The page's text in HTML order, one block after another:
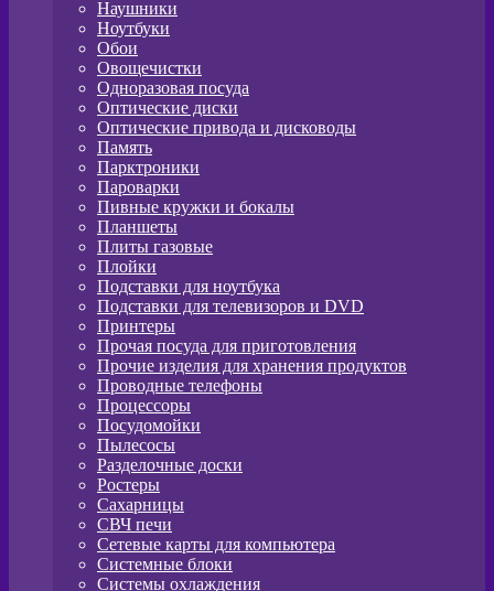
Наушники
Ноутбуки
Обои
Овощечистки
Одноразовая посуда
Оптические диски
Оптические привода и дисководы
Память
Парктроники
Пароварки
Пивные кружки и бокалы
Планшеты
Плиты газовые
Плойки
Подставки для ноутбука
Подставки для телевизоров и DVD
Принтеры
Прочая посуда для приготовления
Прочие изделия для хранения продуктов
Проводные телефоны
Процессоры
Посудомойки
Пылесосы
Разделочные доски
Ростеры
Сахарницы
СВЧ печи
Сетевые карты для компьютера
Системные блоки
Системы охлаждения